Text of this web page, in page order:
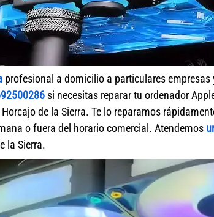
profesional a domicilio a particulares
si necesitas reparar tu ordenador
de la Sierra. Te lo reparamos
o fuera del horario comercial. Atendemos
la Sierra.